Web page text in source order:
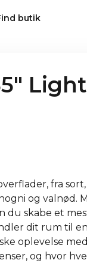
butik
fra sort,
og valnød.
du skabe et
dit rum til
oplevelse med
og hvor